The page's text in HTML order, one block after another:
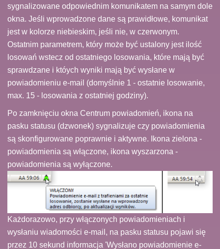
sygnalizowane odpowiednim komunikatem na samym dole
okna. Jeśli wprowadzone dane są prawidłowe, komunikat
jest w kolorze niebieskim, jeśli nie, w czerwonym.
Ostatnim parametrem, który może być ustalony jest ilość
losowań wstecz od ostatniego losowania, które mają być
sprawdzane i któych wyniki mają być wysłane w
powiadomieniu e-mail (domyślnie 1 - ostatnie losowanie,
max. 15 - losowania z ostatniej godziny).
Po zamknięciu okna Centrum powiadomień, ikona na
pasku statusu (dzwonek) sygnalizuje czy powiadomienia
są skonfigurowane poprawnie i aktywne. Ikona zielona -
powiadomienia są włączone, ikona wyszarzona -
powiadomienia są wyłączone.
Każdorazowo, przy włączonych powiadomieniach i
wysłaniu wiadomości e-mail, na pasku statusu pojawi się
przez 10 sekund informacja 'Wysłano powiadomienie e-